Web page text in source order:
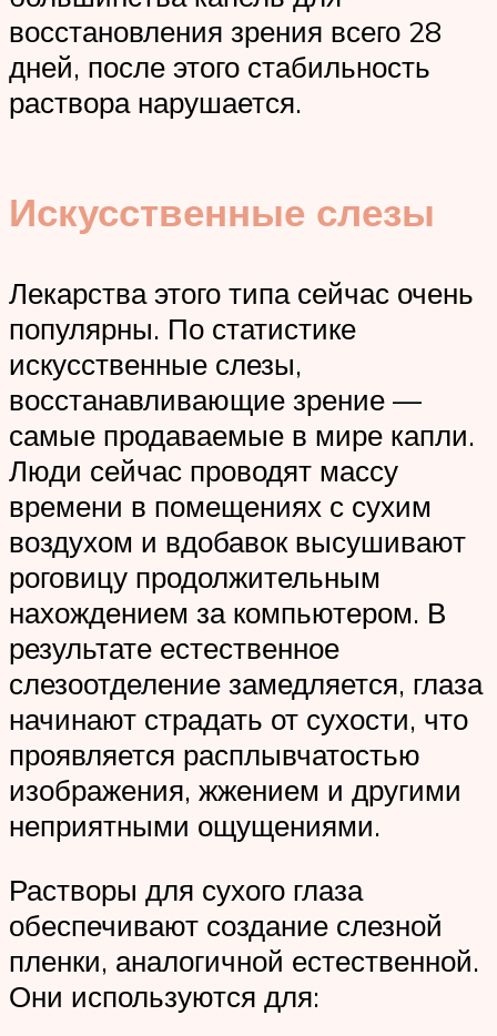
восстановления зрения всего 28
дней, после этого стабильность
раствора нарушается.
Искусственные слезы
Лекарства этого типа сейчас очень
популярны. По статистике
искусственные слезы,
восстанавливающие зрение —
самые продаваемые в мире капли.
Люди сейчас проводят массу
времени в помещениях с сухим
воздухом и вдобавок высушивают
роговицу продолжительным
нахождением за компьютером. В
результате естественное
слезоотделение замедляется, глаза
начинают страдать от сухости, что
проявляется расплывчатостью
изображения, жжением и другими
неприятными ощущениями.
Растворы для сухого глаза
обеспечивают создание слезной
пленки, аналогичной естественной.
Они используются для: